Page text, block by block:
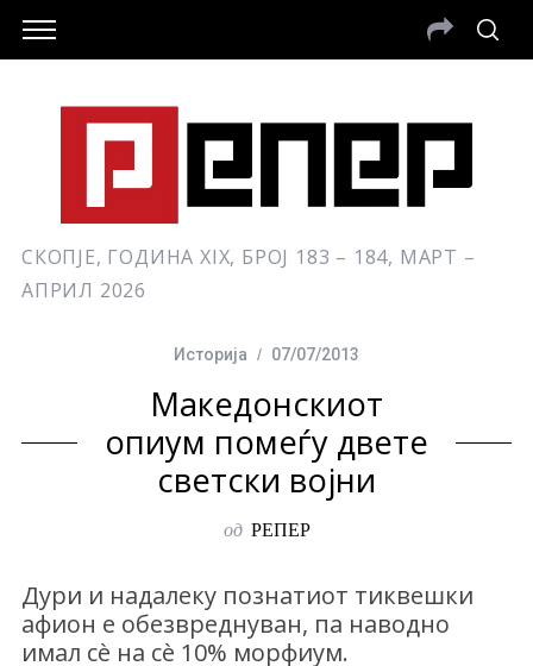
СКОПЈЕ, ГОДИНА XIX, БРОЈ 183 – 184, МАРТ –
АПРИЛ 2026
Историја 07/07/2013
Македонскиот
опиум помеѓу двете
светски војни
од РЕПЕР
Дури и надалеку познатиот тиквешки
афион е обезвреднуван, па наводно
имал сè на сè 10% морфиум.